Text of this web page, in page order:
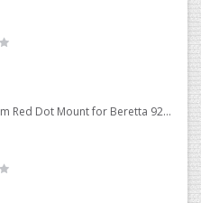
Toni System Red Dot Mount for Beretta 92-96-98